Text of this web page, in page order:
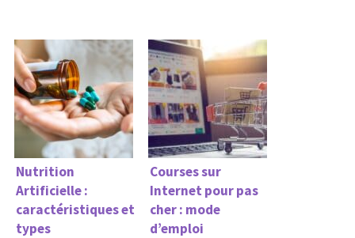
Nutrition
Artificielle :
caractéristiques et
types
Courses sur
Internet pour pas
cher : mode
d’emploi